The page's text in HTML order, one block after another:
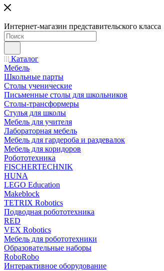
Интернет-магазин представительского класса
Каталог
Мебель
Школьные парты
Столы ученические
Письменные столы для школьников
Столы-трансформеры
Стулья для школы
Мебель для учителя
Лабораторная мебель
Мебель для гардероба и раздевалок
Мебель для коридоров
Робототехника
FISCHERTECHNIK
HUNA
LEGO Education
Makeblock
TETRIX Robotics
Подводная робототехника
RED
VEX Robotics
Мебель для робототехники
Образовательные наборы
RoboRobo
Интерактивное оборудование